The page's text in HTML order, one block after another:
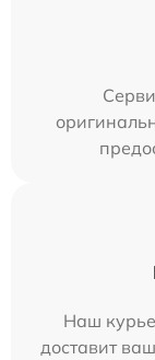
Наш
доставит